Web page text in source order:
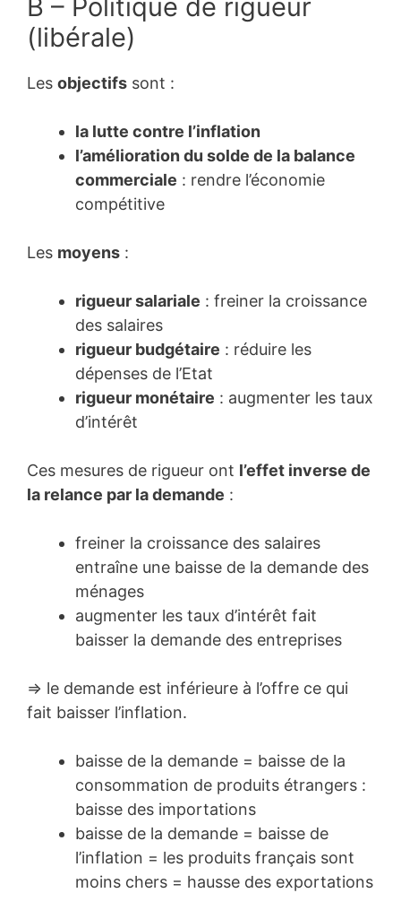
B – Politique de rigueur
(libérale)
Les objectifs sont :
la lutte contre l’inflation
l’amélioration du solde de la balance
commerciale : rendre l’économie
compétitive
Les moyens :
rigueur salariale : freiner la croissance
des salaires
rigueur budgétaire : réduire les
dépenses de l’Etat
rigueur monétaire : augmenter les taux
d’intérêt
Ces mesures de rigueur ont l’effet inverse de
la relance par la demande :
freiner la croissance des salaires
entraîne une baisse de la demande des
ménages
augmenter les taux d’intérêt fait
baisser la demande des entreprises
=> le demande est inférieure à l’offre ce qui
fait baisser l’inflation.
baisse de la demande = baisse de la
consommation de produits étrangers :
baisse des importations
baisse de la demande = baisse de
l’inflation = les produits français sont
moins chers = hausse des exportations